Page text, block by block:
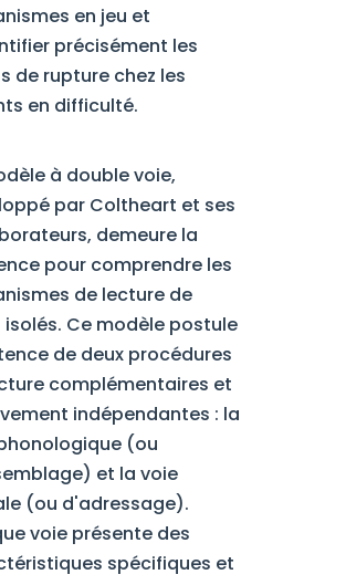
en jeu et
précisément les
de rupture chez les
en difficulté.
à double voie,
par Coltheart et ses
demeure la
pour comprendre les
de lecture de
Ce modèle postule
de deux procédures
complémentaires et
indépendantes : la
(ou
et la voie
(ou d'adressage).
voie présente des
spécifiques et